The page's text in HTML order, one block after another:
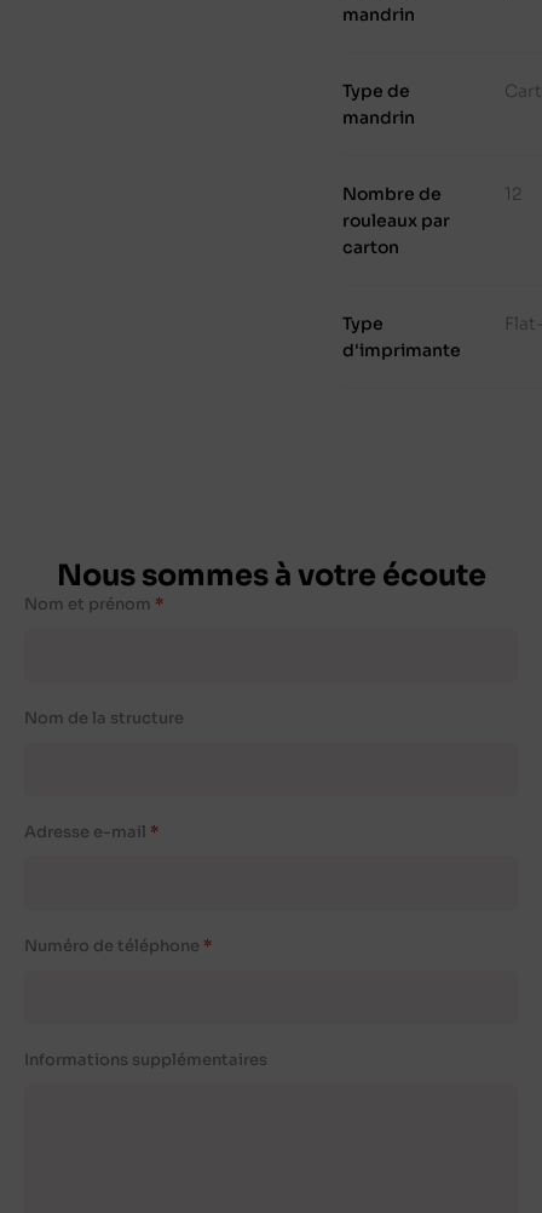
mandrin
Type de
mandrin
Nombre de
rouleaux par
carton
12
Type
d'imprimante
Nous sommes à votre écoute
Nom et prénom
Nom de la structure
Adresse e-mail
Numéro de téléphone
Informations supplémentaires